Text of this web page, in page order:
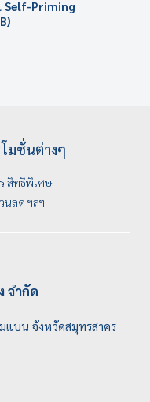
Self-Priming
มชั่นต่างๆ
สิทธิพิเศษ
นลด ฯลฯ
จำกัด
แบน จังหวัดสมุทรสาคร